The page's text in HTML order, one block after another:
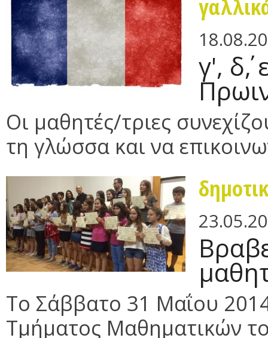
γ', δ΄,
Οι μαθητές/τριες
τη γλώσσα και να
Το Σάββατο 31 Μαΐου
Τμήματος Μαθηματικών